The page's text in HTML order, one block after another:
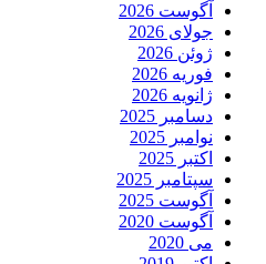
آگوست 2026
جولای 2026
ژوئن 2026
فوریه 2026
ژانویه 2026
دسامبر 2025
نوامبر 2025
اکتبر 2025
سپتامبر 2025
آگوست 2025
آگوست 2020
می 2020